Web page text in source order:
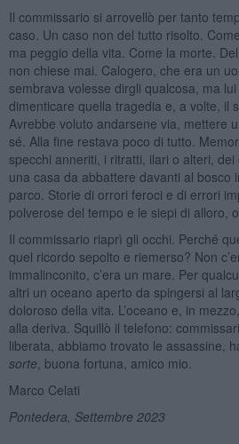
Il commissario si arrovellò per tanto
caso. Un caso non del tutto risolto.
ma peggio della vita. Come la morte.
non chiese mai. Calogero, che era un
sembrava volesse dirgli qualcosa, ma
dimenticare quella tragedia e, a volte, il
Avrebbe voluto andarsene via, mettere
sé. Alla fine restava poco di tutto.
specchi anneriti, i ritratti, ilari o alteri,
una casa da abbattere davanti al bosco
parco. Storie di orrori feroci e di errori
polverose del tempo e le siepi di alloro,
Il commissario riaprì gli occhi. Perché
quel ricordo sepolto e riemerso? Non
immalinconito, c’era un mare. Per
altri un oceano aperto da spingersi al
doloroso della vita. L’oceano e, in
alla deriva. Squillò il telefono:
liberata, abbiamo trovato le assassine,
sorte , buona fortuna, amico mio.
Marco Celati
Pontedera, Settembre 2023